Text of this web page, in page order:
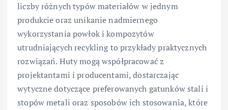
liczby różnych typów materiałów w jednym
produkcie oraz unikanie nadmiernego
wykorzystania powłok i kompozytów
utrudniających recykling to przykłady praktycznych
rozwiązań. Huty mogą współpracować z
projektantami i producentami, dostarczając
wytyczne dotyczące preferowanych gatunków stali i
stopów metali oraz sposobów ich stosowania, które